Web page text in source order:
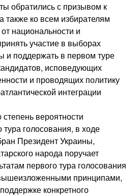
обратились с призывом к
также ко всем избирателям
национальности и
участие в выборах
и поддержать в первом туре
исповедующих
и проводящих политику
интеграции
вероятности
голосования, в ходе
Президент Украины,
народа поручает
первого тура голосования
принципами,
конкретного